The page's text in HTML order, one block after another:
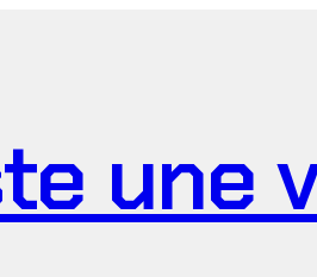
une